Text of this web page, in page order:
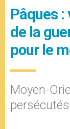
Pâques
de la
pour le
Moyen-
persécutés